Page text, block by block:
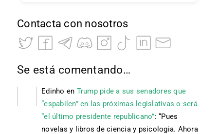
Contacta con nosotros
Se está comentando…
Edinho en Trump pide a sus senadores que
“espabilen” en las próximas legislativas o será
“el último presidente republicano”: “Pues
novelas y libros de ciencia y psicologia. Ahora